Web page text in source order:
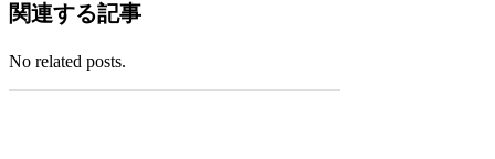
関連する記事
No related posts.